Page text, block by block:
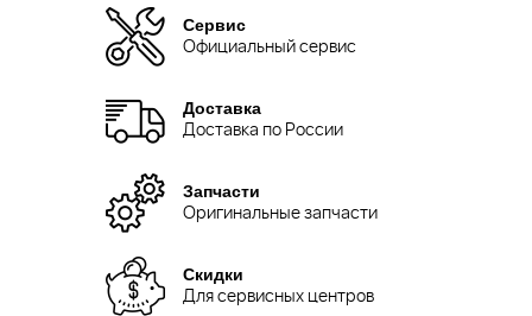
Сервис
Официальный сервис
Доставка
Доставка по России
Запчасти
Оригинальные запчасти
Скидки
Для сервисных центров